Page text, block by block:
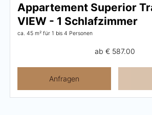
Appartement Superior
VIEW - 1 Schlafzimmer
ca. 45 m² für 1 bis 4 Personen
ab € 587.00
Anfragen